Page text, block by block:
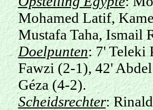
Mohamed Latif,
Mustafa Taha, Ismail
Doelpunten: 7' Teleki
Fawzi (2-1), 42'
Géza (4-2).
Scheidsrechter: